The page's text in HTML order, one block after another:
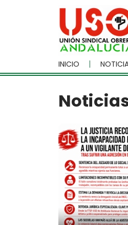
Skip to main content
INICIO